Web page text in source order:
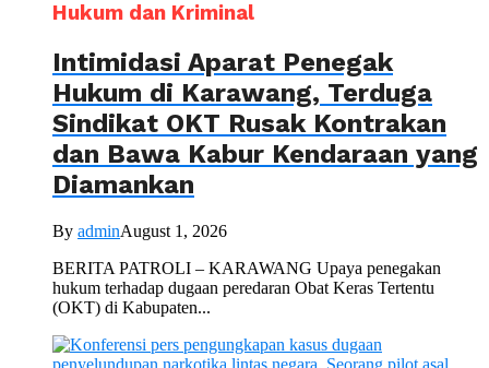
Hukum dan Kriminal
Intimidasi Aparat Penegak
Hukum di Karawang, Terduga
Sindikat OKT Rusak Kontrakan
dan Bawa Kabur Kendaraan yang
Diamankan
By adminAugust 1, 2026
BERITA PATROLI – KARAWANG Upaya penegakan
hukum terhadap dugaan peredaran Obat Keras Tertentu
(OKT) di Kabupaten...